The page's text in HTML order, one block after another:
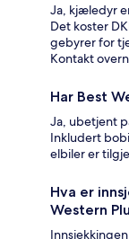
Ja, kjæledyr
Det koster
gebyrer for
Kontakt
Har Best
Ja, ubetjent
Inkludert
elbiler er
Hva er
Western